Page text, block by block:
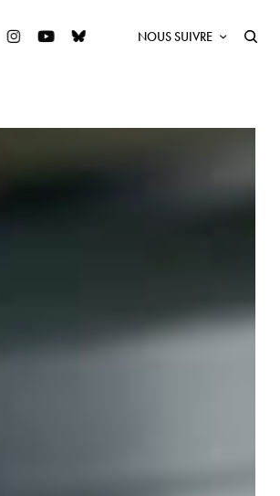
NOUS SUIVRE